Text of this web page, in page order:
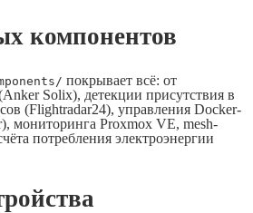
компонентов
покрывает всё: от
Solix), детекции присутствия в
(Flightradar24), управления Docker-
мониторинга Proxmox VE, mesh-
потребления электроэнергии